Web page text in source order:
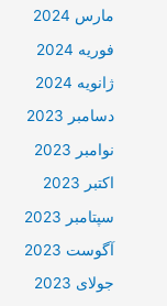
مارس 2024
فوریه 2024
ژانویه 2024
دسامبر 2023
نوامبر 2023
اکتبر 2023
سپتامبر 2023
آگوست 2023
جولای 2023